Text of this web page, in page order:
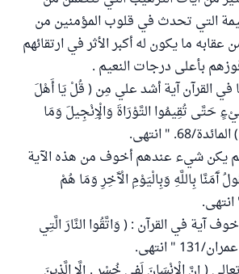
التي تحدث في قلوب المؤمنين من
ما يكون له أكبر الأثر في ارتقائهم
بأعلى درجات النعيم .
القرآن آية أشد علي مِن ( قُلْ يَا أَهْلَ
حَتَّى تُقِيمُوا التَّوْرَاةَ وَالْإِنْجِيلَ وَمَا
68. " انتهى.
يكن شيء عندهم أخوف من هذه الآية
بِاللَّهِ وَبِالْيَوْمِ الْآَخِرِ وَمَا هُمْ
آية في القرآن : ( وَاتَّقُوا النَّارَ الَّتِي
" انتهى.